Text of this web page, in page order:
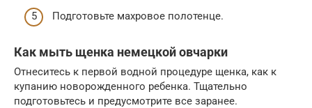
Подготовьте махровое полотенце.
Как мыть щенка немецкой овчарки
Отнеситесь к первой водной процедуре щенка, как к
купанию новорожденного ребенка. Тщательно
подготовьтесь и предусмотрите все заранее.